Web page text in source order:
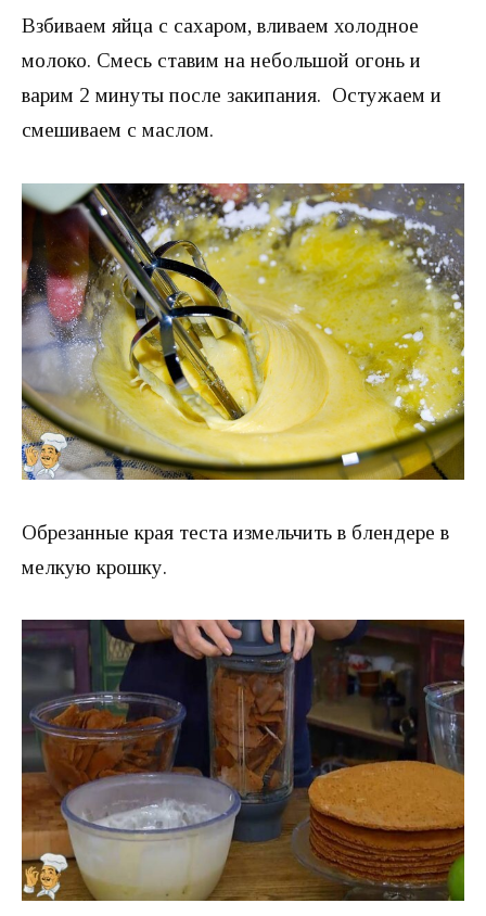
Взбиваем яйца с сахаром, вливаем холодное
молоко. Смесь ставим на небольшой огонь и
варим 2 минуты после закипания. Остужаем и
смешиваем с маслом.
Обрезанные края теста измельчить в блендере в
мелкую крошку.